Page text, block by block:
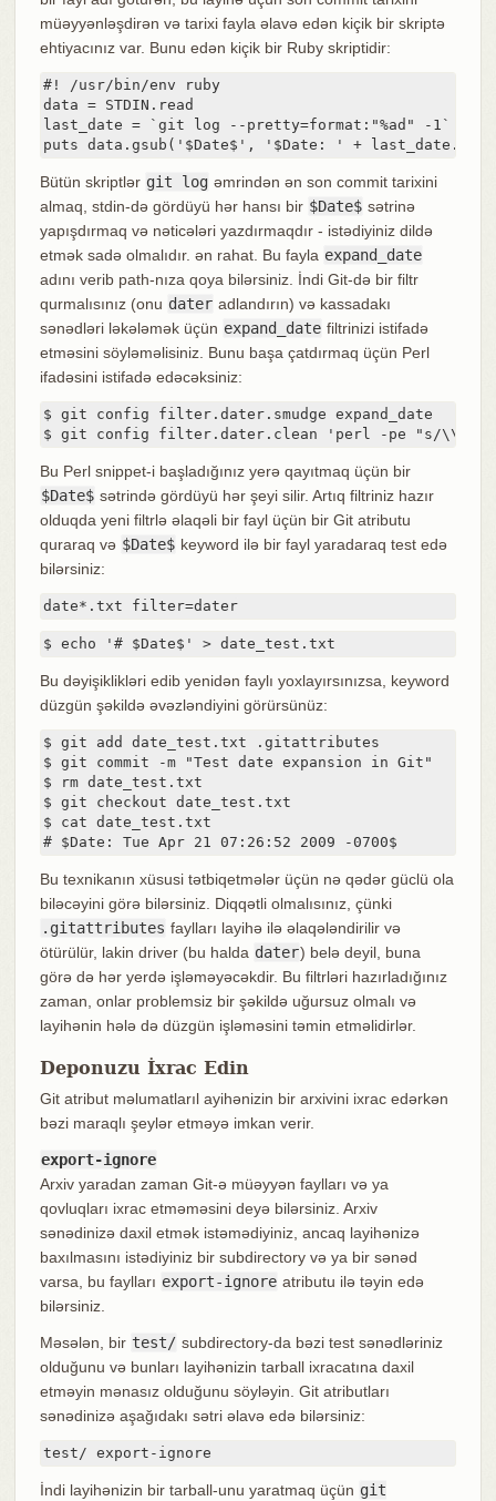
müəyyənləşdirən və tarixi fayla əlavə edən kiçik bir skriptə
ehtiyacınız var. Bunu edən kiçik bir Ruby skriptidir:
#! /usr/bin/env ruby
data = STDIN.read
last_date = `git log --pretty=format:"%ad" -1`
puts data.gsub('$Date$', '$Date: ' +
Bütün skriptlər git log əmrindən ən son commit tarixini
almaq, stdin-də gördüyü hər hansı bir $Date$ sətrinə
yapışdırmaq və nəticələri yazdırmaqdır - istədiyiniz dildə
etmək sadə olmalıdır. ən rahat. Bu fayla expand_date
adını verib path-nıza qoya bilərsiniz. İndi Git-də bir filtr
qurmalısınız (onu dater adlandırın) və kassadakı
sənədləri ləkələmək üçün expand_date filtrinizi istifadə
etməsini söyləməlisiniz. Bunu başa çatdırmaq üçün Perl
ifadəsini istifadə edəcəksiniz:
$ git config filter.dater.smudge expand_date
$ git config filter.dater.clean 'perl -pe "s/
Bu Perl snippet-i başladığınız yerə qayıtmaq üçün bir
$Date$ sətrində gördüyü hər şeyi silir. Artıq filtriniz hazır
olduqda yeni filtrlə əlaqəli bir fayl üçün bir Git atributu
quraraq və $Date$ keyword ilə bir fayl yaradaraq test edə
bilərsiniz:
date*.txt filter=dater
$ echo '# $Date$' > date_test.txt
Bu dəyişiklikləri edib yenidən faylı yoxlayırsınızsa, keyword
düzgün şəkildə əvəzləndiyini görürsünüz:
$ git add date_test.txt .gitattributes
$ git commit -m "Test date expansion in Git"
$ rm date_test.txt
$ git checkout date_test.txt
$ cat date_test.txt
# $Date: Tue Apr 21 07:26:52 2009 -0700$
Bu texnikanın xüsusi tətbiqetmələr üçün nə qədər güclü ola
biləcəyini görə bilərsiniz. Diqqətli olmalısınız, çünki
.gitattributes faylları layihə ilə əlaqələndirilir və
ötürülür, lakin driver (bu halda dater) belə deyil, buna
görə də hər yerdə işləməyəcəkdir. Bu filtrləri hazırladığınız
zaman, onlar problemsiz bir şəkildə uğursuz olmalı və
layihənin hələ də düzgün işləməsini təmin etməlidirlər.
Deponuzu İxrac Edin
Git atribut məlumatlarıl ayihənizin bir arxivini ixrac edərkən
bəzi maraqlı şeylər etməyə imkan verir.
export-ignore
Arxiv yaradan zaman Git-ə müəyyən faylları və ya
qovluqları ixrac etməməsini deyə bilərsiniz. Arxiv
sənədinizə daxil etmək istəmədiyiniz, ancaq layihənizə
baxılmasını istədiyiniz bir subdirectory və ya bir sənəd
varsa, bu faylları export-ignore atributu ilə təyin edə
bilərsiniz.
Məsələn, bir test/ subdirectory-da bəzi test sənədləriniz
olduğunu və bunları layihənizin tarball ixracatına daxil
etməyin mənasız olduğunu söyləyin. Git atributları
sənədinizə aşağıdakı sətri əlavə edə bilərsiniz:
test/ export-ignore
İndi layihənizin bir tarball-unu yaratmaq üçün git